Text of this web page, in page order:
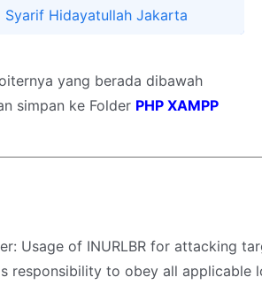
Syarif Hidayatullah Jakarta
yang berada dibawah
simpan ke Folder PHP XAMPP